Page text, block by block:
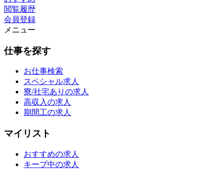
閲覧履歴
会員登録
メニュー
仕事を探す
お仕事検索
スペシャル求人
寮/社宅ありの求人
高収入の求人
期間工の求人
マイリスト
おすすめの求人
キープ中の求人